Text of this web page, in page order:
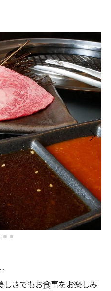
さでもお食事をお楽しみ